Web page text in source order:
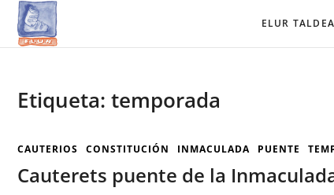
Saltar
contenido
ELUR TALDEA
Etiqueta: temporada
CAUTERIOS CONSTITUCIÓN INMACULADA PUENTE
Cauterets puente de la